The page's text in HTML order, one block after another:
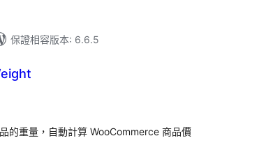
保證相容版本: 6.6.5
的重量，自動計算 WooCommerce 商品價